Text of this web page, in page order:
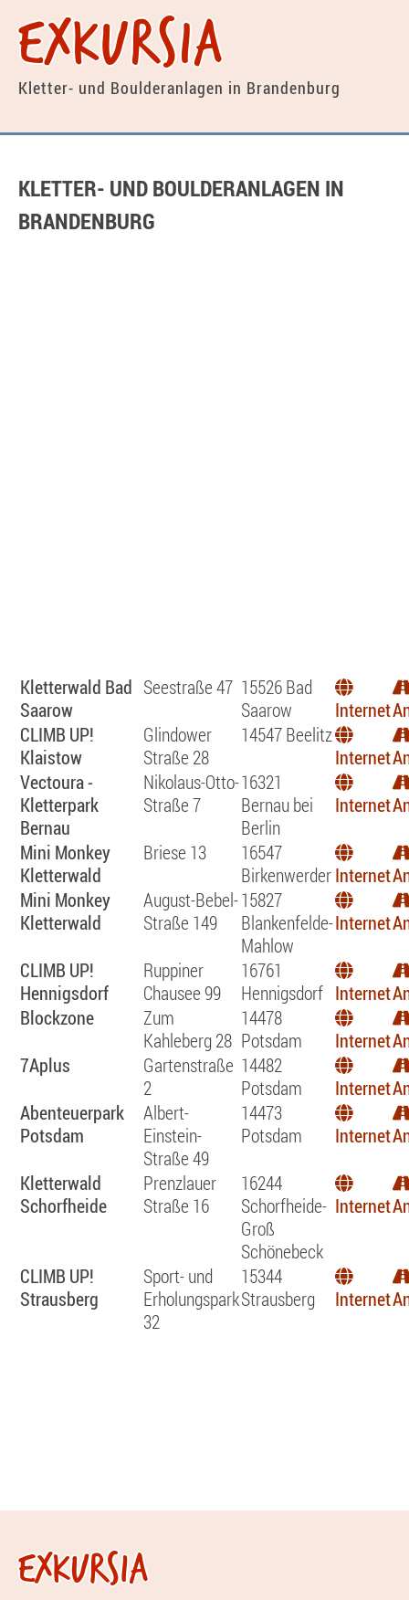
exkursia
Kletter- und Boulderanlagen in Brandenburg
KLETTER- UND BOULDERANLAGEN IN
BRANDENBURG
Kletterwald Bad
Saarow
Seestraße 47 15526 Bad
Saarow
Internet
CLIMB UP!
Klaistow
Glindower
Straße 28
14547 Beelitz
Internet
Vectoura -
Kletterpark
Bernau
Nikolaus-Otto-
Straße 7
16321
Bernau bei
Berlin
Internet
Mini Monkey
Kletterwald
Briese 13
16547
BirkenwerderInternet
Mini Monkey
Kletterwald
August-Bebel-
Straße 149
15827
Blankenfelde-
Mahlow
Internet
CLIMB UP!
Hennigsdorf
Ruppiner
Chausee 99
16761
Hennigsdorf Internet
Blockzone
Zum
Kahleberg 28
14478
Potsdam
Internet
7Aplus
Gartenstraße
2
14482
Potsdam
Internet
Abenteuerpark
Potsdam
Albert-
Einstein-
Straße 49
14473
Potsdam
Internet
Kletterwald
Schorfheide
Prenzlauer
Straße 16
16244
Schorfheide-
Groß
Schönebeck
Internet
CLIMB UP!
Strausberg
Sport- und
Erholungspark
32
15344
Strausberg
Internet
EXKURSIA